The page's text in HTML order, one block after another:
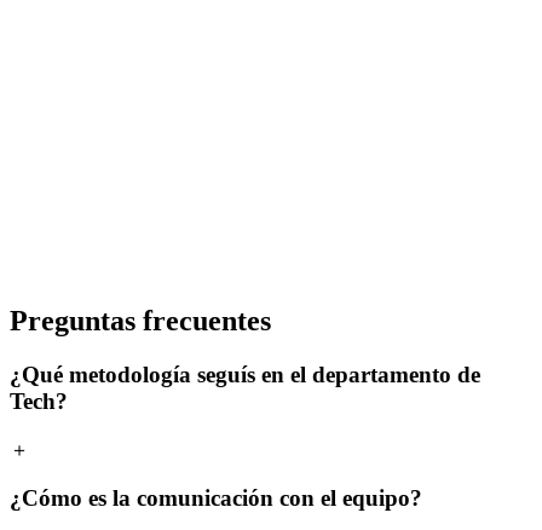
Preguntas frecuentes
¿Qué metodología seguís en el departamento de
Tech?
＋
¿Cómo es la comunicación con el equipo?